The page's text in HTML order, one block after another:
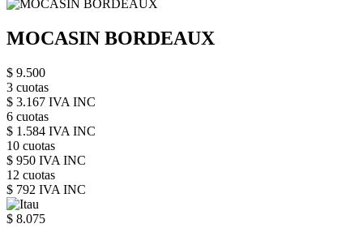
MOCASIN BORDEAUX
$ 9.500
3 cuotas
$ 3.167 IVA INC
6 cuotas
$ 1.584 IVA INC
10 cuotas
$ 950 IVA INC
12 cuotas
$ 792 IVA INC
$ 8.075